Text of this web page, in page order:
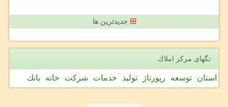
جدیدترین ها
تگهای مركز املاك
استان توسعه رپورتاژ تولید خدمات شركت خانه بانك